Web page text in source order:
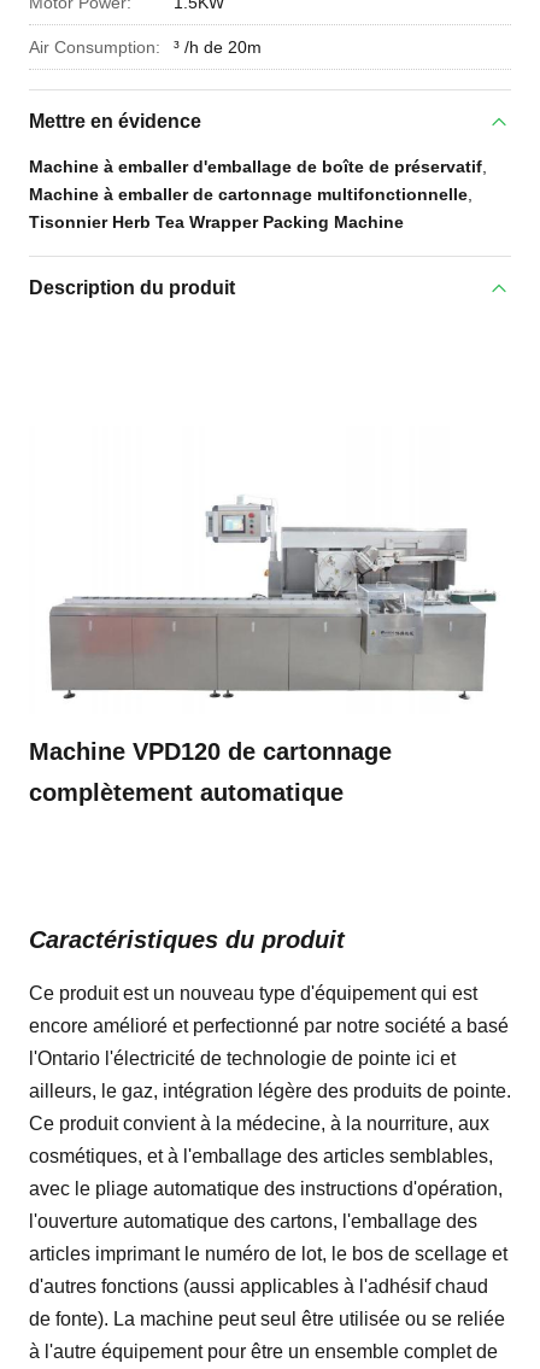
Air Consumption: ³ /h de 20m
Mettre en évidence
Machine à emballer d'emballage de boîte de préservatif
Machine à emballer de cartonnage multifonctionnelle
Tisonnier Herb Tea Wrapper Packing Machine
Description du produit
Machine VPD120 de cartonnage
complètement automatique
Caractéristiques du produit
Ce produit est un nouveau type d'équipement qui est
encore amélioré et perfectionné par notre société a basé
l'Ontario l'électricité de technologie de pointe ici et
ailleurs, le gaz, intégration légère des produits de pointe.
Ce produit convient à la médecine, à la nourriture, aux
cosmétiques, et à l'emballage des articles semblables,
avec le pliage automatique des instructions d'opération,
l'ouverture automatique des cartons, l'emballage des
articles imprimant le numéro de lot, le bos de scellage et
d'autres fonctions (aussi applicables à l'adhésif chaud
de fonte). La machine peut seul être utilisée ou se reliée
à l'autre équipement pour être un ensemble complet de